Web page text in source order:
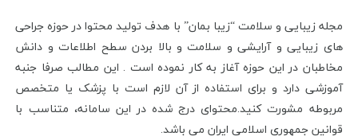
مجله زیبایی و سلامت “زیبا بمان” با هدف تولید محتوا در حوزه جراحی
های زیبایی و آرایشی و سلامت و بالا بردن سطح اطلاعات و دانش
مخاطبان در این حوزه آغاز به کار نموده است . این مطالب صرفا جنبه
آموزشی دارد و برای استفاده از آن لازم است با پزشک یا متخصص
مربوطه مشورت کنید.محتوای درج شده در این سامانه، متناسب با
قوانین جمهوری اسلامی ایران می باشد.